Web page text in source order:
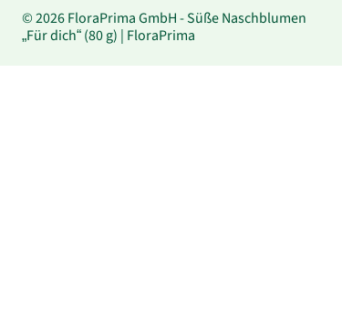
© 2026 FloraPrima GmbH - Süße Naschblumen
„Für dich“ (80 g) | FloraPrima